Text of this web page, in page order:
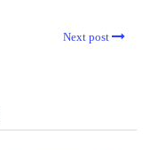
Next post